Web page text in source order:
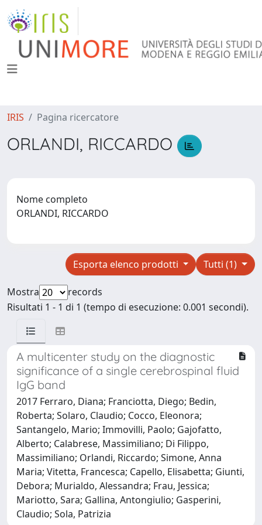
IRIS Pagina ricercatore
ORLANDI, RICCARDO
Nome completo
ORLANDI, RICCARDO
Tutti (1)
Esporta elenco prodotti
Mostra
records
Risultati 1 - 1 di 1 (tempo di esecuzione: 0.001 secondi).
A multicenter study on the diagnostic
significance of a single cerebrospinal fluid
IgG band
2017 Ferraro, Diana; Franciotta, Diego; Bedin,
Roberta; Solaro, Claudio; Cocco, Eleonora;
Santangelo, Mario; Immovilli, Paolo; Gajofatto,
Alberto; Calabrese, Massimiliano; Di Filippo,
Massimiliano; Orlandi, Riccardo; Simone, Anna
Maria; Vitetta, Francesca; Capello, Elisabetta; Giunti,
Debora; Murialdo, Alessandra; Frau, Jessica;
Mariotto, Sara; Gallina, Antongiulio; Gasperini,
Claudio; Sola, Patrizia